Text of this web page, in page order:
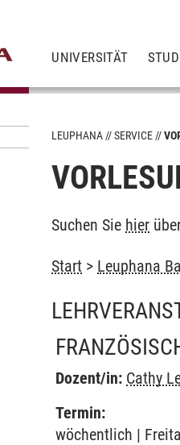
UNIVERSITÄT
LEUPHANA SERVICE
Suchen Sie hier
Start > Leuphana
Dozent/in: Cathy
Termin:
wöchentlich |